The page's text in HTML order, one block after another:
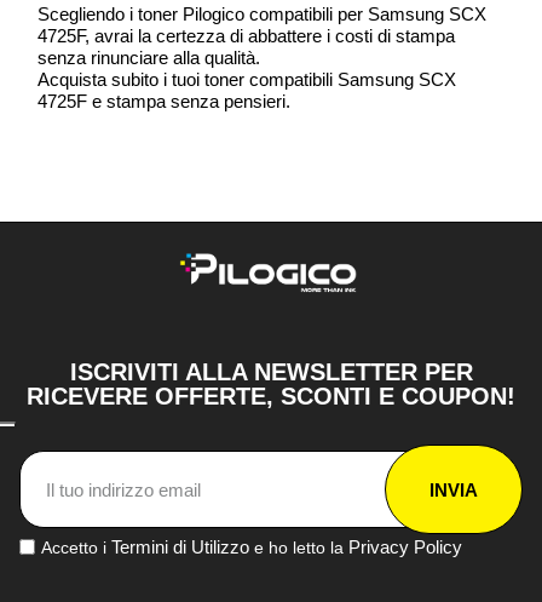
Scegliendo i toner Pilogico compatibili per Samsung SCX
4725F, avrai la certezza di abbattere i costi di stampa
senza rinunciare alla qualità.
Acquista subito i tuoi toner compatibili Samsung SCX
4725F e stampa senza pensieri.
ISCRIVITI ALLA NEWSLETTER PER
RICEVERE OFFERTE, SCONTI E COUPON!
INVIA
Accetto i Termini di Utilizzo e ho letto la Privacy Policy